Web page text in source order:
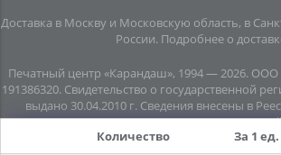
Количество За 1 ед.
Доставка в Москву и Московскую область, в
Росcии. Подробнее о
Печатный центр «Карандаш», 1994 — 2026.
191386320. Свидетельство о государственной
выдано 30.04.2010 г. Сведения внесены в
08.06.2015г. (свидетельство №20445).
переход №8, помещение №7, пл.